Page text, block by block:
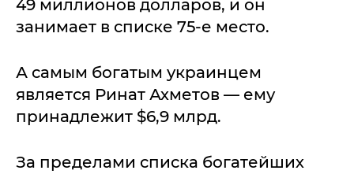
49 миллионов долларов, и он
занимает в списке 75-е место.
А самым богатым украинцем
является Ринат Ахметов — ему
принадлежит $6,9 млрд.
За пределами списка богатейших